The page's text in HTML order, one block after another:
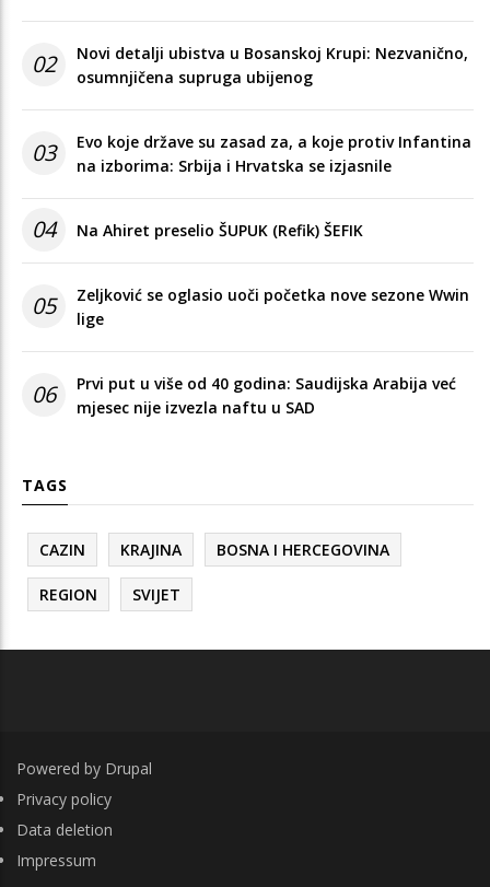
02
Novi detalji ubistva u Bosanskoj Krupi: Nezvanično,
osumnjičena supruga ubijenog
03
Evo koje države su zasad za, a koje protiv Infantina
na izborima: Srbija i Hrvatska se izjasnile
04 Na Ahiret preselio ŠUPUK (Refik) ŠEFIK
05
Zeljković se oglasio uoči početka nove sezone Wwin
lige
06
Prvi put u više od 40 godina: Saudijska Arabija već
mjesec nije izvezla naftu u SAD
TAGS
CAZIN KRAJINA BOSNA I HERCEGOVINA
REGION SVIJET
Powered by Drupal
FOOTER
Privacy policy
Data deletion
Impressum